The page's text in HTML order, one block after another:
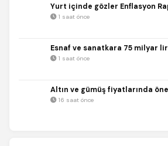
Yurt içinde gözler Enflasyon
1 saat önce
Esnaf ve sanatkara 75 milyar
1 saat önce
Altın ve gümüş fiyatlarında
16 saat önce